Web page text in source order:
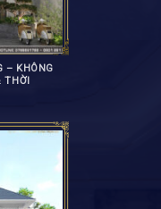
– KHÔNG
THỜI